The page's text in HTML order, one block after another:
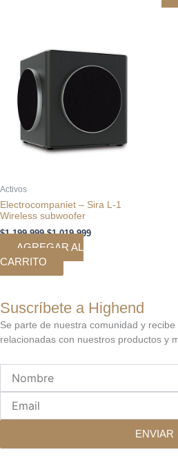
Activos
Electrocompaniet – Sira L-1
Wireless subwoofer
$1.199.999
$1.199.999.
$1.019.999
actual
es:
$1.019.999.
AGREGAR AL
CARRITO
Suscríbete a Highend
Se parte de nuestra comunidad y
relacionadas con nuestros productos y
ENVIAR